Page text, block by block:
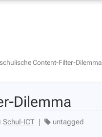
Content-Filter-Dilemma
Dilemma
Schul-ICT | untagged